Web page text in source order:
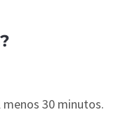
menos 30 minutos.